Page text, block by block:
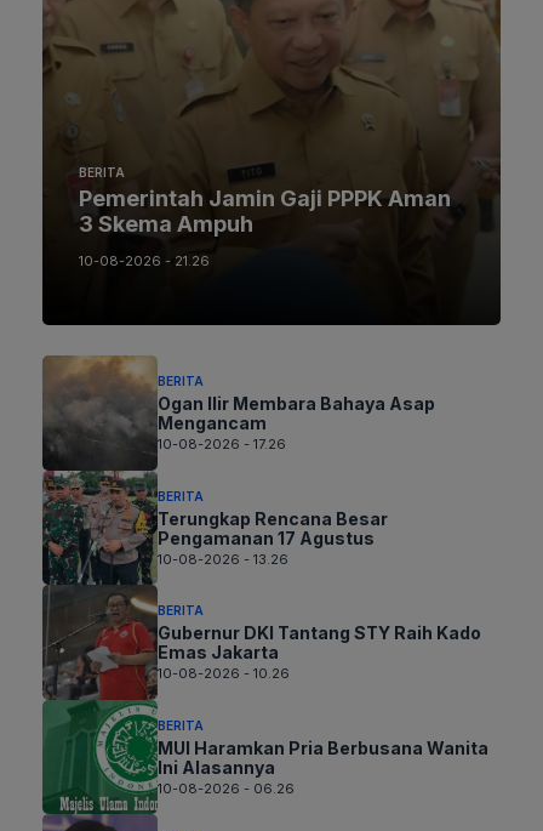
BERITA
Pemerintah Jamin Gaji PPPK Aman
3 Skema Ampuh
10-08-2026 - 21.26
BERITA
Ogan Ilir Membara Bahaya Asap
Mengancam
10-08-2026 - 17.26
BERITA
Terungkap Rencana Besar
Pengamanan 17 Agustus
10-08-2026 - 13.26
BERITA
Gubernur DKI Tantang STY Raih Kado
Emas Jakarta
10-08-2026 - 10.26
BERITA
MUI Haramkan Pria Berbusana Wanita
Ini Alasannya
10-08-2026 - 06.26